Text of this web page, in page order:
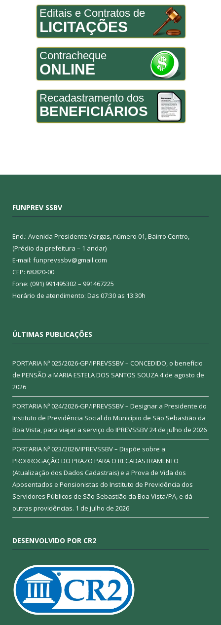
Editais e Contratos de
LICITAÇÕES
Contracheque
ONLINE
Recadastramento dos
BENEFICIÁRIOS
FUNPREV SSBV
End.: Avenida Presidente Vargas, número 01, Bairro Centro,
(Prédio da prefeitura – 1 andar)
E-mail: funprevssbv@gmail.com
CEP: 68.820-00
Fone: (091) 991495302 – 991467225
Horário de atendimento: Das 07:30 as 13:30h
ÚLTIMAS PUBLICAÇÕES
PORTARIA Nº 025/2026-GP/IPREVSSBV – CONCEDIDO, o benefício
de PENSÃO a MARIA ESTELA DOS SANTOS SOUZA4 de agosto de
2026
PORTARIA Nº 024/2026-GP/IPREVSSBV – Designar a Presidente do
Instituto de Previdência Social do Município de São Sebastião da
Boa Vista, para viajar a serviço do IPREVSSBV24 de julho de 2026
PORTARIA Nº 023/2026/IPREVSSBV – Dispõe sobre a
PRORROGAÇÃO DO PRAZO PARA O RECADASTRAMENTO
(Atualização dos Dados Cadastrais) e a Prova de Vida dos
Aposentados e Pensionistas do Instituto de Previdência dos
Servidores Públicos de São Sebastião da Boa Vista/PA, e dá
outras providências. 1 de julho de 2026
DESENVOLVIDO POR CR2